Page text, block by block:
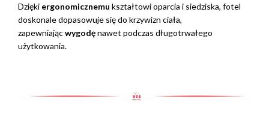
Dzięki ergonomicznemu kształtowi oparcia i siedziska, fotel
doskonale dopasowuje się do krzywizn ciała,
zapewniającwygodęnawet podczas długotrwałego
użytkowania.